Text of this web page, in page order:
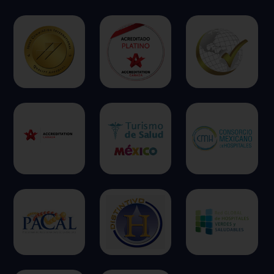
Permitir todas
Sistema de personalización de cookies
Cookies dirigidas
Cookies de funcionalidad
Cookies de rendimiento